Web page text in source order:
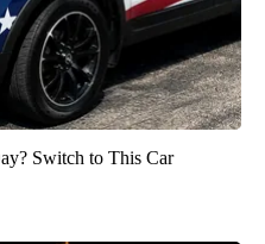
Switch to This Car